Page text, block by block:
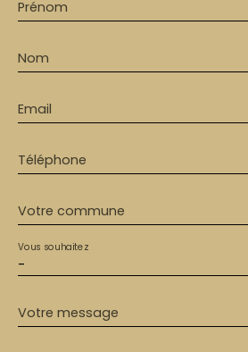
Prénom
Nom
Email
Téléphone
Votre commune
-
Vous souhaitez
Votre message